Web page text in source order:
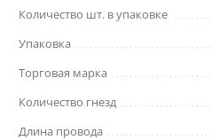
Количество шт. в упаковке
Упаковка
Торговая марка
Количество гнезд
Длина провода